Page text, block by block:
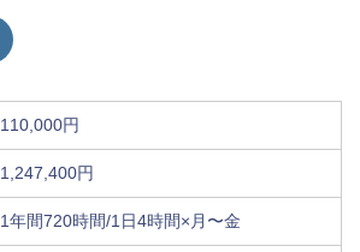
110,000円
1,247,400円
1年間720時間/1日4時間×月〜金